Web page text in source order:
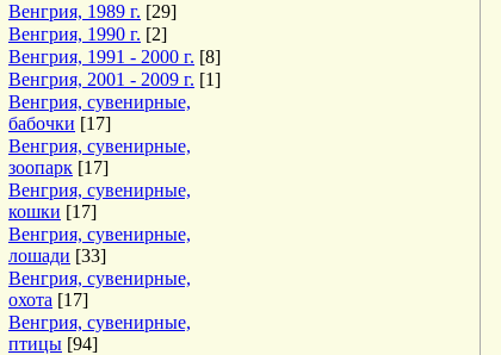
Венгрия, 1989 г. [29]
Венгрия, 1990 г. [2]
Венгрия, 1991 - 2000 г. [8]
Венгрия, 2001 - 2009 г. [1]
Венгрия, сувенирные,
бабочки [17]
Венгрия, сувенирные,
зоопарк [17]
Венгрия, сувенирные,
кошки [17]
Венгрия, сувенирные,
лошади [33]
Венгрия, сувенирные,
охота [17]
Венгрия, сувенирные,
птицы [94]